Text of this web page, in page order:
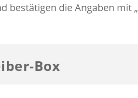
bestätigen die Angaben mit „